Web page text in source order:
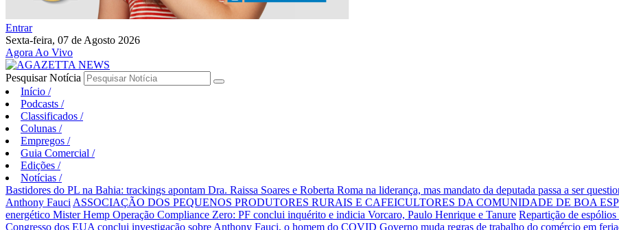
Entrar
Sexta-feira, 07 de Agosto 2026
Agora Ao Vivo
Pesquisar Notícia
Início /
Podcasts /
Classificados /
Colunas /
Empregos /
Guia Comercial /
Edições /
Notícias /
Bastidores do PL na Bahia: trackings apontam Dra. Raissa Soares e Roberta Roma na liderança, mas mandato da deputada passa a ser
Anthony Fauci ASSOCIAÇÃO DOS PEQUENOS PRODUTORES RURAIS E CAFEICULTORES DA COMUNIDADE DE BOA
energético Mister Hemp Operação Compliance Zero: PF conclui inquérito e indicia Vorcaro, Paulo Henrique e Tanure Repartição de
Congresso dos EUA conclui investigação sobre Anthony Fauci, o homem do COVID Governo muda regras de trabalho do comércio em